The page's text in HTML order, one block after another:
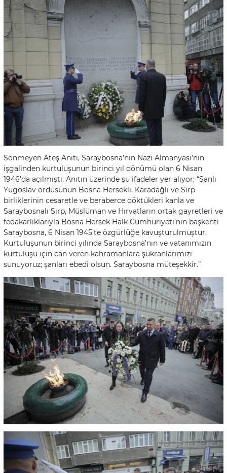
Sönmeyen Ateş Anıtı, Saraybosna’nın Nazi Almanyası’nın
işgalinden kurtuluşunun birinci yıl dönümü olan 6 Nisan
1946’da açılmıştı. Anıtın üzerinde şu ifadeler yer alıyor; “Şanlı
Yugoslav ordusunun Bosna Hersekli, Karadağlı ve Sırp
birliklerinin cesaretle ve beraberce döktükleri kanla ve
Saraybosnalı Sırp, Müslüman ve Hırvatların ortak gayretleri ve
fedakarlıklarıyla Bosna Hersek Halk Cumhuriyeti’nin başkenti
Saraybosna, 6 Nisan 1945’te özgürlüğe kavuşturulmuştur.
Kurtuluşunun birinci yılında Saraybosna’nın ve vatanımızın
kurtuluşu için can veren kahramanlara şükranlarımızı
sunuyoruz; şanları ebedi olsun. Saraybosna müteşekkir.”